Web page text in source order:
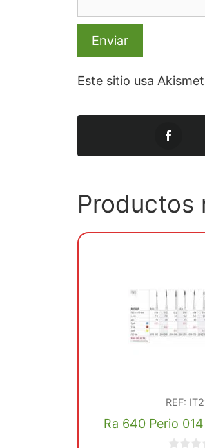
Este sitio usa
Productos
REF:
Ra 640 Perio